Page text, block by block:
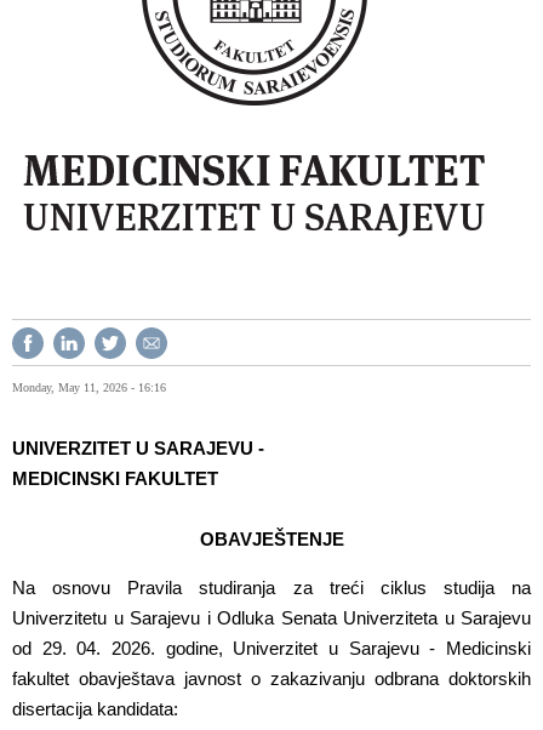
Monday, May 11, 2026 - 16:16
UNIVERZITET U SARAJEVU -
MEDICINSKI FAKULTET
OBAVJEŠTENJE
Na osnovu Pravila studiranja za treći ciklus studija na
Univerzitetu u Sarajevu i Odluka Senata Univerziteta u Sarajevu
od 29. 04. 2026. godine, Univerzitet u Sarajevu - Medicinski
fakultet obavještava javnost o zakazivanju odbrana doktorskih
disertacija kandidata: